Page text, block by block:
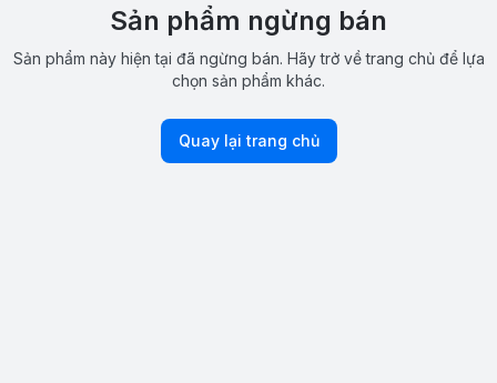
Sản phẩm ngừng bán
Sản phẩm này hiện tại đã ngừng bán. Hãy trở về trang chủ để lựa
chọn sản phẩm khác.
Quay lại trang chủ